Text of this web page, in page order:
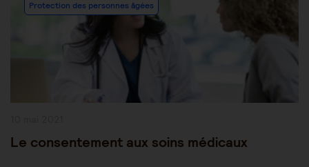
Protection des personnes âgées
Le consentement aux soins médicaux